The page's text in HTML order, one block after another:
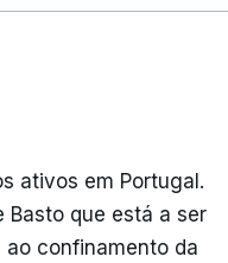
ativos em Portugal.
Basto que está a ser
confinamento da